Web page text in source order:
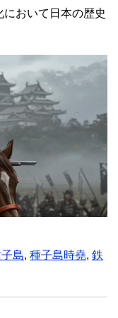
おいて日本の歴史
島, 種子島時堯, 鉄